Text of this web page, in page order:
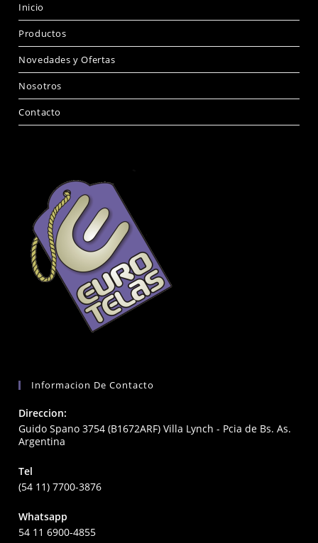
Inicio
Productos
Novedades y Ofertas
Nosotros
Contacto
Informacion De Contacto
Direccion:
Guido Spano 3754 (B1672ARF) Villa Lynch - Pcia de Bs. As.
Argentina
Tel
(54 11) 7700-3876
Whatsapp
54 11 6900-4855